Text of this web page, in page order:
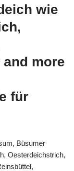
wie
more
für
Büsumer
Oesterdeichstrich,